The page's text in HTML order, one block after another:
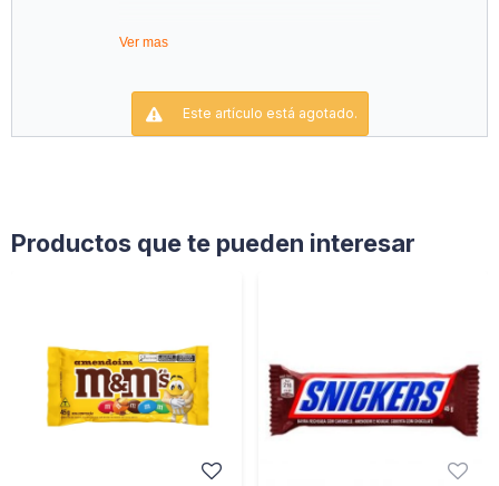
Ver mas
Este artículo está agotado.
Productos que te pueden interesar